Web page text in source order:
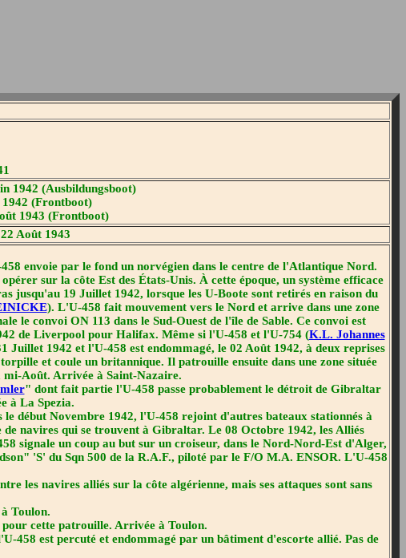
1942 (Ausbildungsboot)
(Frontboot)
1943 (Frontboot)
Août 1943
envoie par le fond un norvégien dans le centre de l'Atlantique Nord.
sur la côte Est des États-Unis. À cette époque, un système efficace
jusqu'au 19 Juillet 1942, lorsque les U-Boote sont retirés en raison du
). L'U-458 fait mouvement vers le Nord et arrive dans une zone
le convoi ON 113 dans le Sud-Ouest de l'île de Sable. Ce convoi est
de Liverpool pour Halifax. Même si l'U-458 et l'U-754 (K.L. Johannes
1942 et l'U-458 est endommagé, le 02 Août 1942, à deux reprises
et coule un britannique. Il patrouille ensuite dans une zone située
mi-Août. Arrivée à Saint-Nazaire.
" dont fait partie l'U-458 passe probablement le détroit de Gibraltar
à La Spezia.
début Novembre 1942, l'U-458 rejoint d'autres bateaux stationnés à
navires qui se trouvent à Gibraltar. Le 08 Octobre 1942, les Alliés
signale un coup au but sur un croiseur, dans le Nord-Nord-Est d'Alger,
'S' du Sqn 500 de la R.A.F., piloté par le F/O M.A. ENSOR. L'U-458
les navires alliés sur la côte algérienne, mais ses attaques sont sans
Toulon.
pour cette patrouille. Arrivée à Toulon.
458 est percuté et endommagé par un bâtiment d'escorte allié. Pas de